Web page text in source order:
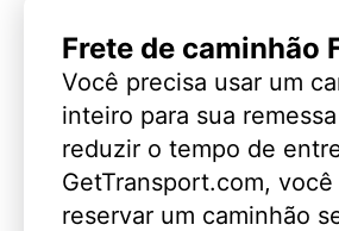
Frete de caminhão
Você precisa usar um
inteiro para sua
reduzir o tempo de
GetTransport.com,
reservar um caminhão